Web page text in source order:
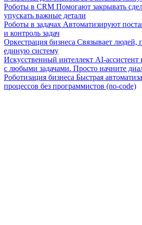
Роботы в CRM Помогают закрывать
упускать важные детали
Роботы в задачах Автоматизируют
и контроль задач
Оркестрация бизнеса Связывает людей,
единую систему
Искусственный интеллект AI-ассистент
с любыми задачами. Просто начните
Роботизация бизнеса Быстрая
процессов без программистов (no-code)